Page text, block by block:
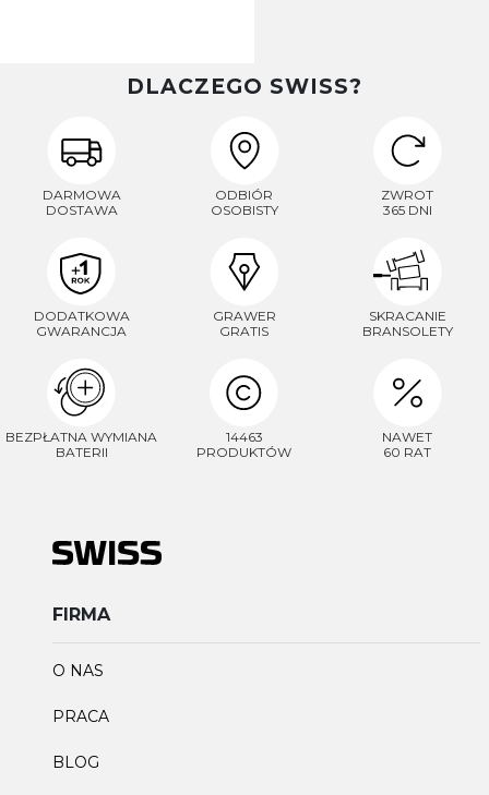
DLACZEGO SWISS?
DARMOWA
DOSTAWA
ODBIÓR
OSOBISTY
ZWROT
365 DNI
DODATKOWA
GWARANCJA
GRAWER
GRATIS
SKRACANIE
BRANSOLETY
BEZPŁATNA WYMIANA
BATERII
14463
PRODUKTÓW
NAWET
60 RAT
FIRMA
O NAS
PRACA
BLOG